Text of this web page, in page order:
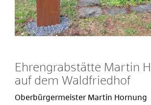
Ehrengrabstätte Martin
auf dem Waldfriedhof
Oberbürgermeister Martin Hornung